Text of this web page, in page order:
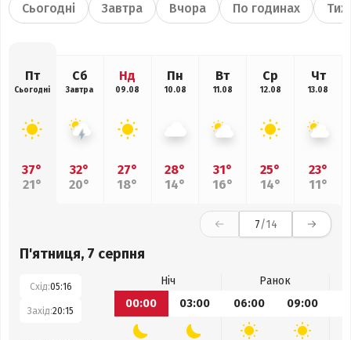
Сьогодні Завтра Вчора По годинах
Пт
Сьогодні
37°
21°
Сб
Завтра
32°
20°
Нд
09.08
27°
18°
Пн
10.08
28°
14°
Вт
11.08
31°
16°
Ср
12.08
25°
14°
Чт
13.08
23°
11°
7/14
П'ятниця, 7 серпня
Схід:05:16
Захід:20:15
Ніч
Ранок
00:00
03:00 06:00 09:00